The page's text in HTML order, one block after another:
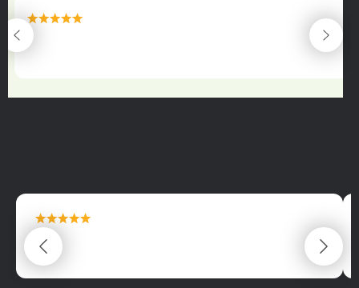
maximální spokojenost
22.06.2025
maximální spokojenost
22.06.2025